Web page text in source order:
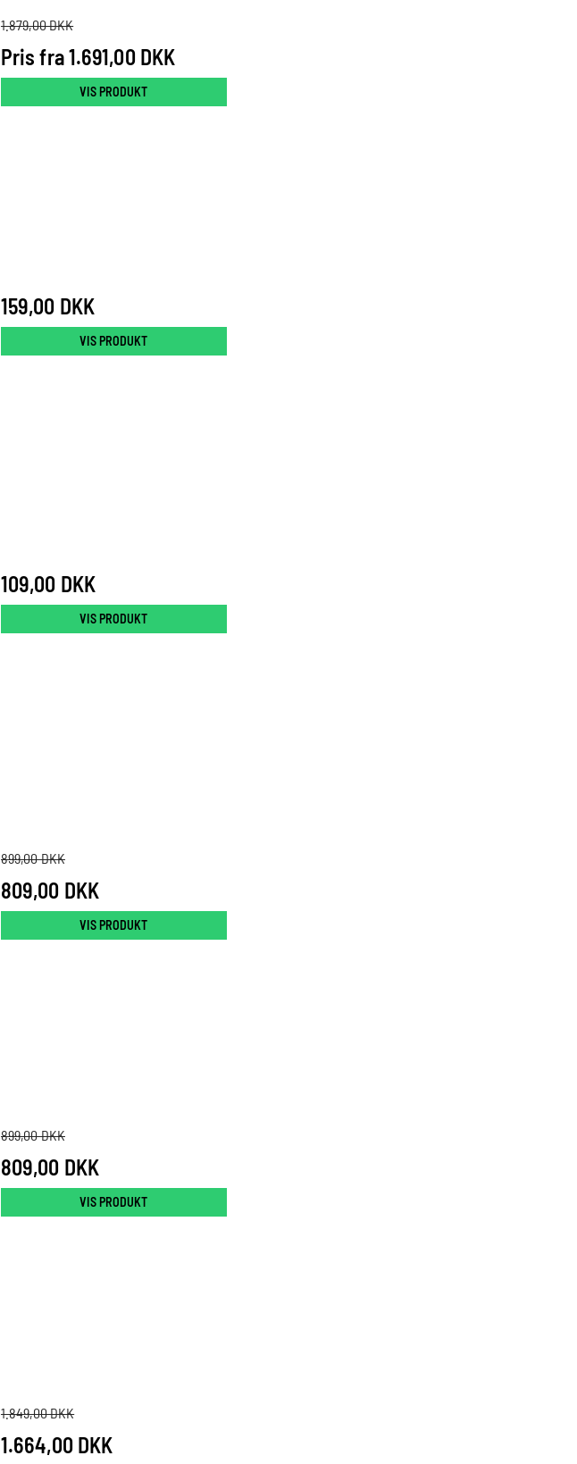
1.879,00 DKK
Pris fra1.691,00 DKK
VIS PRODUKT
159,00 DKK
VIS PRODUKT
109,00 DKK
VIS PRODUKT
899,00 DKK
809,00 DKK
VIS PRODUKT
899,00 DKK
809,00 DKK
VIS PRODUKT
1.849,00 DKK
1.664,00 DKK